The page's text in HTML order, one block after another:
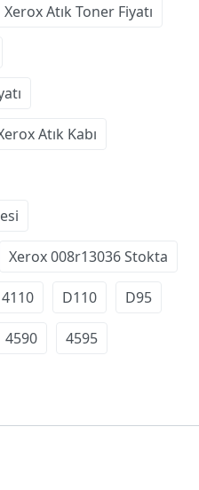
Xerox Atık Toner Fiyatı
Atık Kabı
Xerox 008r13036 Stokta
4110 D110 D95
4590 4595